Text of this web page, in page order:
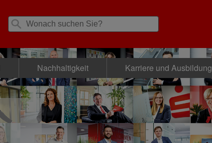
Nachhaltigkeit Karriere und Ausbildung